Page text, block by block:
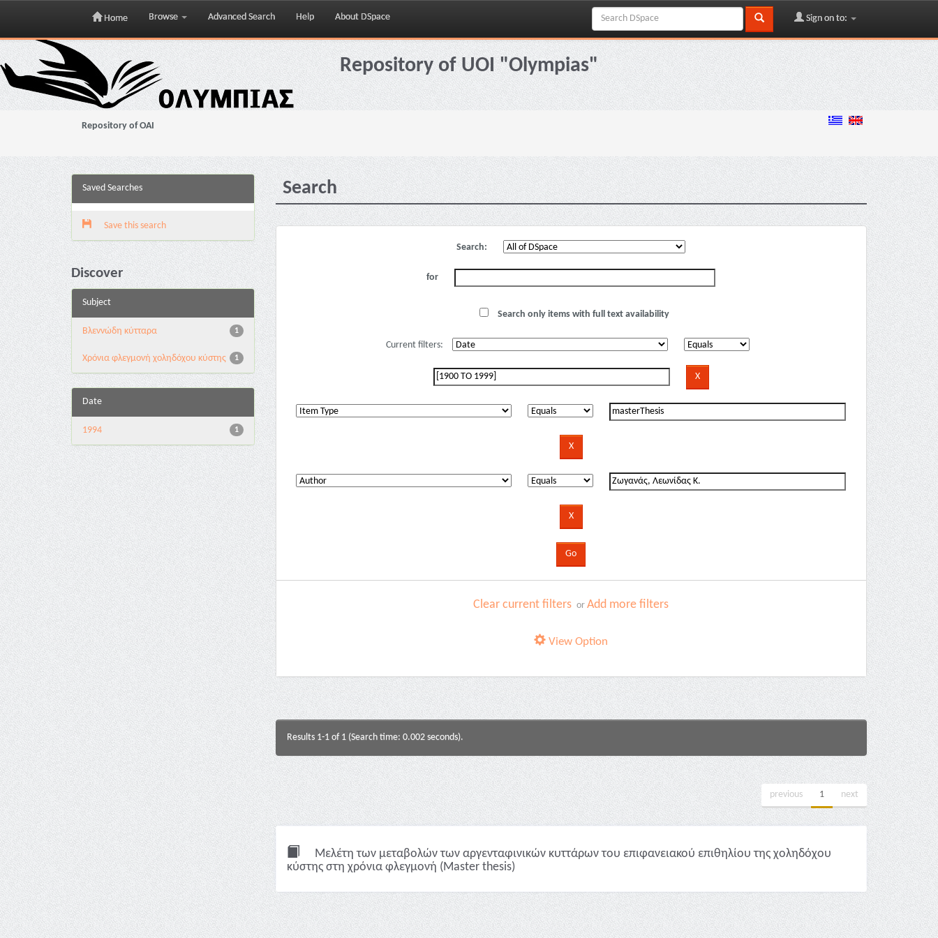
Skip
navigation
Home Browse Advanced Search Help About DSpace Sign on to:
Repository of UOI "Olympias"
Repository of OAI
Saved Searches
Save this search
Discover
Subject
1
Βλεννώδη κύτταρα
1
Χρόνια φλεγμονή χοληδόχου κύστης
Date
1
1994
Search
Search:
for
Search only items with full text availability
Current filters:
Clear current filters orAdd more filters
View Option
Results 1-1 of 1 (Search time: 0.002 seconds).
previous 1 next
Μελέτη των μεταβολών των αργενταφινικών κυττάρων του επιφανειακού επιθηλίου της χοληδόχου
κύστης στη χρόνια φλεγμονή (Master thesis)